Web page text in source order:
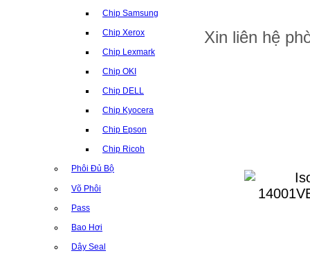
Chip Samsung
Chip Xerox
Chip Lexmark
Chip OKI
Chip DELL
Chip Kyocera
Chip Epson
Chip Ricoh
Phôi Đủ Bộ
Võ Phôi
Pass
Bao Hơi
Dây Seal
Xin liên hệ